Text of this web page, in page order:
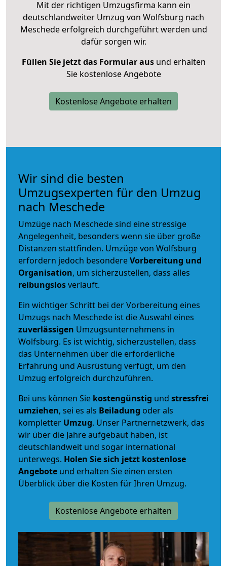
Mit der richtigen Umzugsfirma kann ein
deutschlandweiter Umzug von Wolfsburg nach
Meschede erfolgreich durchgeführt werden und
dafür sorgen wir.
Füllen Sie jetzt das Formular ausund erhalten
Sie kostenlose Angebote
Kostenlose Angebote erhalten
Wir sind die besten
Umzugsexperten für den Umzug
nach Meschede
Umzüge nach Meschede sind eine stressige
Angelegenheit, besonders wenn sie über große
Distanzen stattfinden. Umzüge von Wolfsburg
erfordern jedoch besondereVorbereitung und
Organisation, um sicherzustellen, dass alles
reibungslosverläuft.
Ein wichtiger Schritt bei der Vorbereitung eines
Umzugs nach Meschede ist die Auswahl eines
zuverlässigen Umzugsunternehmens in
Wolfsburg. Es ist wichtig, sicherzustellen, dass
das Unternehmen über die erforderliche
Erfahrung und Ausrüstung verfügt, um den
Umzug erfolgreich durchzuführen.
Bei uns können Sie kostengünstig und stressfrei
umziehen, sei es als Beiladung oder als
kompletter Umzug. Unser Partnernetzwerk, das
wir über die Jahre aufgebaut haben, ist
deutschlandweit und sogar international
unterwegs. Holen Sie sich jetzt kostenlose
Angebote und erhalten Sie einen ersten
Überblick über die Kosten für Ihren Umzug.
Kostenlose Angebote erhalten